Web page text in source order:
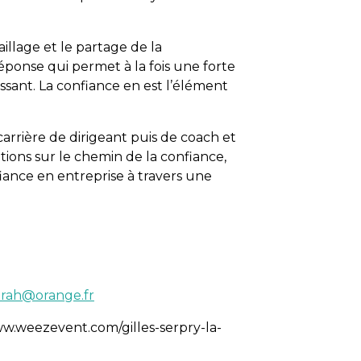
et le partage de la
qui permet à la fois une forte
La confiance en est l’élément
de dirigeant puis de coach et
sur le chemin de la confiance,
en entreprise à travers une
gilles-serpry-la-